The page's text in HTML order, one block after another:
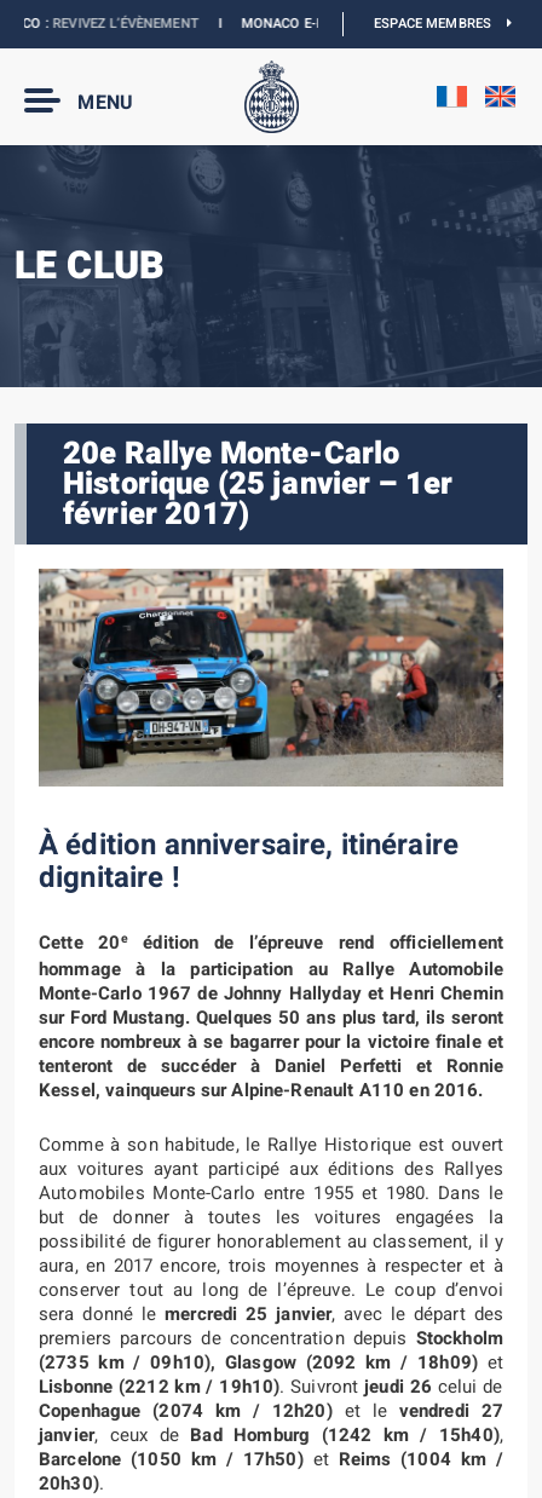
:REVIVEZ L’ÉVÈNEMENTI MONACO E-PRIX 2027 : LES DATES SONT
ESPACE MEMBRES
MENU
LE CLUB
20e Rallye Monte-Carlo
Historique (25 janvier – 1er
février 2017)
À édition anniversaire, itinéraire
dignitaire !
Cette 20eédition de l’épreuve rend officiellement
hommage à la participation au Rallye Automobile
Monte-Carlo 1967 de Johnny Hallyday et Henri Chemin
sur Ford Mustang. Quelques 50 ans plus tard, ils seront
encore nombreux à se bagarrer pour la victoire finale et
tenteront de succéder à Daniel Perfetti et Ronnie
Kessel, vainqueurs sur Alpine-Renault A110 en 2016.
Comme à son habitude, le Rallye Historique est ouvert
aux voitures ayant participé aux éditions des Rallyes
Automobiles Monte-Carlo entre 1955 et 1980. Dans le
but de donner à toutes les voitures engagées la
possibilité de figurer honorablement au classement, il y
aura, en 2017 encore, trois moyennes à respecter et à
conserver tout au long de l’épreuve. Le coup d’envoi
sera donné lemercredi 25 janvier, avec le départ des
premiers parcours de concentration depuis Stockholm
(2735 km / 09h10), Glasgow (2092 km / 18h09) et
Lisbonne (2212 km / 19h10). Suivront jeudi 26 celui de
Copenhague (2074 km / 12h20)et le vendredi 27
janvier, ceux de Bad Homburg (1242 km / 15h40),
Barcelone (1050 km / 17h50) etReims (1004 km /
20h30).